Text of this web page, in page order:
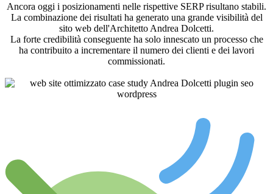
Ancora oggi i posizionamenti nelle rispettive SERP risultano stabili.
La combinazione dei risultati ha generato una grande visibilità del
sito web dell'Architetto Andrea Dolcetti.
La forte credibilità conseguente ha solo innescato un processo che
ha contribuito a incrementare il numero dei clienti e dei lavori
commissionati.